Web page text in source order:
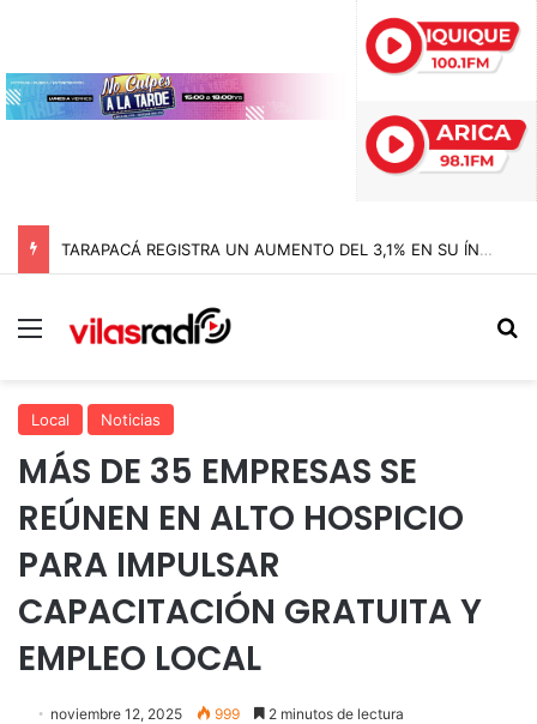
TARAPACÁ REGISTRA UN AUMENTO DEL 3,1% EN SU ÍNDICE DE PRODUCCIÓN MINERA
Menú
Local Noticias
MÁS DE 35 EMPRESAS SE
REÚNEN EN ALTO HOSPICIO
PARA IMPULSAR
CAPACITACIÓN GRATUITA Y
EMPLEO LOCAL
noviembre 12, 2025 999 2 minutos de lectura